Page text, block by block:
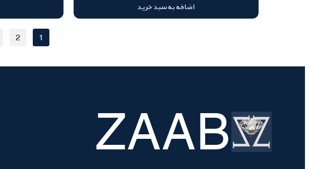
اضافه به سبد خرید
1
2
تسویه
حساب ZAAB